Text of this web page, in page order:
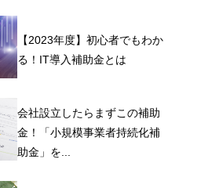
【2023年度】初心者でもわか
る！IT導入補助金とは
会社設立したらまずこの補助
金！「小規模事業者持続化補
助金」を...